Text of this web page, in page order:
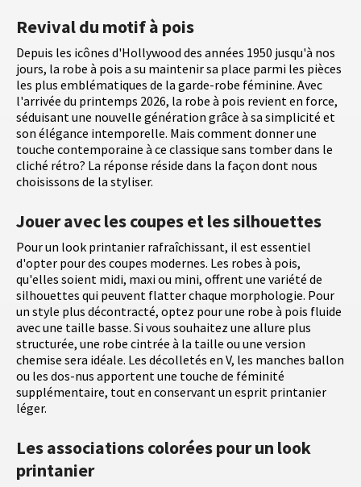
Revival du motif à pois
Depuis les icônes d'Hollywood des années 1950 jusqu'à nos
jours, la robe à pois a su maintenir sa place parmi les pièces
les plus emblématiques de la garde-robe féminine. Avec
l'arrivée du printemps 2026, la robe à pois revient en force,
séduisant une nouvelle génération grâce à sa simplicité et
son élégance intemporelle. Mais comment donner une
touche contemporaine à ce classique sans tomber dans le
cliché rétro? La réponse réside dans la façon dont nous
choisissons de la styliser.
Jouer avec les coupes et les silhouettes
Pour un look printanier rafraîchissant, il est essentiel
d'opter pour des coupes modernes. Les robes à pois,
qu'elles soient midi, maxi ou mini, offrent une variété de
silhouettes qui peuvent flatter chaque morphologie. Pour
un style plus décontracté, optez pour une robe à pois fluide
avec une taille basse. Si vous souhaitez une allure plus
structurée, une robe cintrée à la taille ou une version
chemise sera idéale. Les décolletés en V, les manches ballon
ou les dos-nus apportent une touche de féminité
supplémentaire, tout en conservant un esprit printanier
léger.
Les associations colorées pour un look
printanier